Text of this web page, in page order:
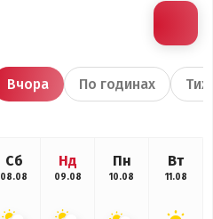
Вчора По годинах
Сб
08.08
Нд
09.08
Пн
10.08
Вт
11.08